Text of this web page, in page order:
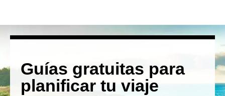
Guías gratuitas para
planificar tu viaje